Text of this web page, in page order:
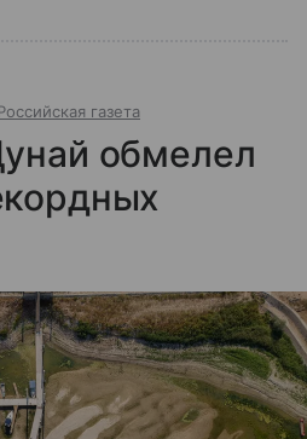
газета
обмелел